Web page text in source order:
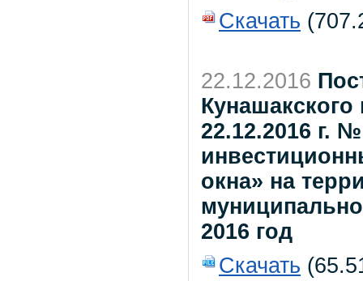
Скачать
22.12.2016
22.12.2016 г.
окна» на
2016 год
Скачать